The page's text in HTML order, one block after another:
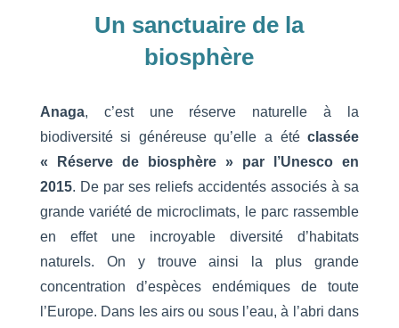
Un sanctuaire de la
biosphère
Anaga, c’est une réserve naturelle à la
biodiversité si généreuse qu’elle a étéclassée
« Réserve de biosphère » par l’Unesco en
2015. De par ses reliefs accidentés associés à sa
grande variété de microclimats, le parc rassemble
en effet une incroyable diversité d’habitats
naturels. On y trouve ainsi la plus grande
concentration d’espèces endémiques de toute
l’Europe. Dans les airs ou sous l’eau, à l’abri dans